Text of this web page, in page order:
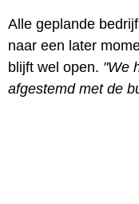
Alle geplande
naar een later
blijft wel open. "We
afgestemd met de